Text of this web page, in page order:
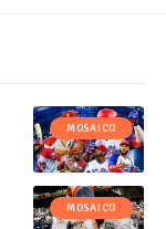
MOSAICO
MOSAICO